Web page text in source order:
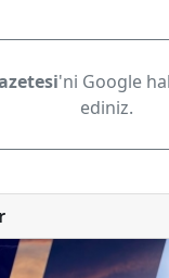
'ni Google
ediniz.